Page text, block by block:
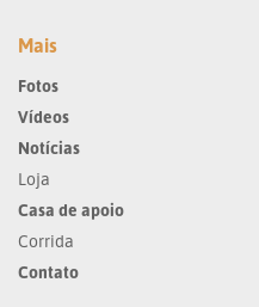
Mais
Fotos
Vídeos
Notícias
Loja
Casa de apoio
Corrida
Contato